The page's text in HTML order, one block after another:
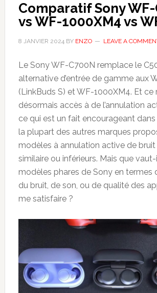
Comparatif Sony
vs WF-1000XM4 vs
8 JANVIER 2024BY ENZO LEAVE A
Le Sony WF-C700N remplace le
alternative d’entrée de gamme aux
(LinkBuds S) et WF-1000XM4. Et ce
désormais accès à de l’annulation
ce qui est un fait encourageant
la plupart des autres marques
modèles à annulation active de
similaire ou inférieurs. Mais que
modèles phares de Sony en termes
du bruit, de son, ou de qualité des
me satisfaire ?